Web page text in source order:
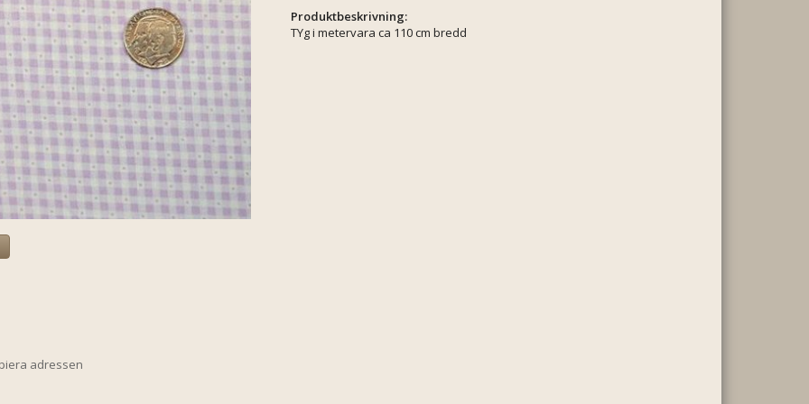
Produktbeskrivning:
TYg i metervara ca 110 cm bredd
adressen